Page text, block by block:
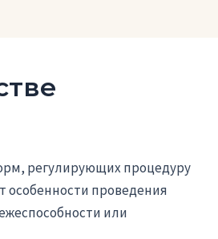
регулирующих процедуру
особенности проведения
или